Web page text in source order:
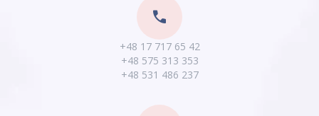
phone
+48 17 717 65 42
+48 575 313 353
+48 531 486 237